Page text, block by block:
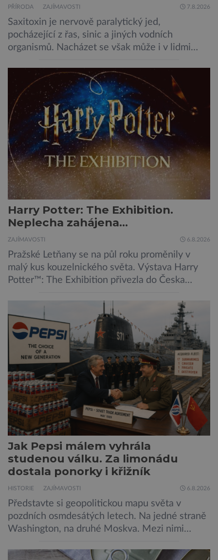
PŘÍRODA ZAJÍMAVOSTI 7.8.2026
Saxitoxin je nervově paralytický jed,
pocházející z řas, sinic a jiných vodních
organismů. Nacházet se však může i v lidmi
slávky. K příznakům otravy patří paralýza
dýchacích cest, dojít však může až k udušení.
Dosud proti tomuto jedu neexistovala
protilátka, nyní ji zřejmě vědci objevili, ovšem
její zdroj je […]
Harry Potter: The Exhibition.
Neplecha zahájena…
ZAJÍMAVOSTI 6.8.2026
Pražské Letňany se na půl roku proměnily v
malý kus kouzelnického světa. Výstava Harry
Potter™: The Exhibition přivezla do Česka
Bradavice, Hagridovu chýši i učebny, ve
kterých si můžete zkusit kouzla na vlastní kůži.
Nechte tedy mudlovské starosti přede dveřmi.
Neplecha byla zahájena. Dopis z Bradavic
možná stále nepřišel, ale […]
Jak Pepsi málem vyhrála
studenou válku. Za limonádu
dostala ponorky i křižník
HISTORIE ZAJÍMAVOSTI 6.8.2026
Představte si geopolitickou mapu světa v
pozdních osmdesátých letech. Na jedné straně
Washington, na druhé Moskva. Mezi nimi
padesátkrát dokola, železná opona a miliony